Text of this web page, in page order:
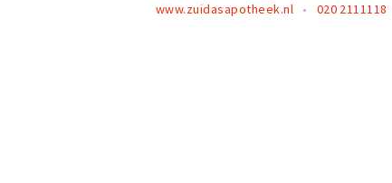
www.zuidasapotheek.nl
020 2111118